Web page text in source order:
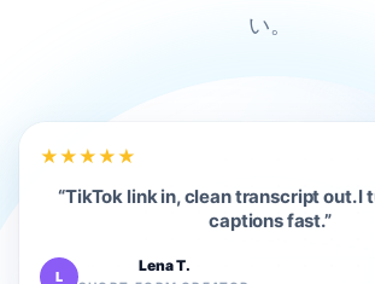
い。
★★★★★
“TikTok link in, clean transcript out. I
captions fast.”
L
Lena T.